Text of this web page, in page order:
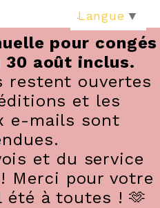
pour congés
août inclus.
restent ouvertes
et les
e-mails sont
et du service
Merci pour votre
été à toutes ! 🫶
Langue ▼